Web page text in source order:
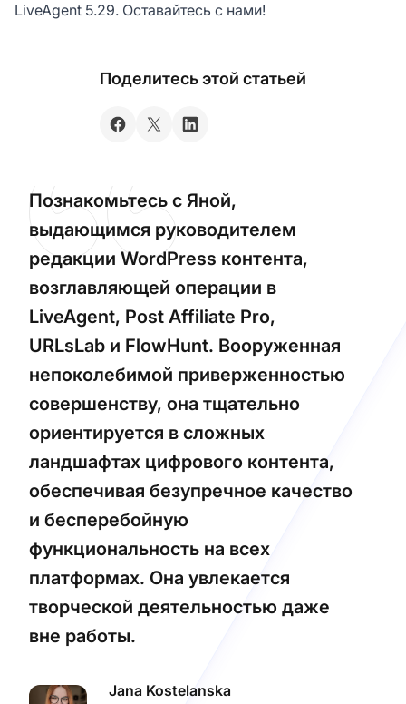
LiveAgent 5.29. Оставайтесь с нами!
Поделитесь этой статьей
Познакомьтесь с Яной,
выдающимся руководителем
редакции WordPress контента,
возглавляющей операции в
LiveAgent, Post Affiliate Pro,
URLsLab и FlowHunt. Вооруженная
непоколебимой приверженностью
совершенству, она тщательно
ориентируется в сложных
ландшафтах цифрового контента,
обеспечивая безупречное качество
и бесперебойную
функциональность на всех
платформах. Она увлекается
творческой деятельностью даже
вне работы.
Jana Kostelanska